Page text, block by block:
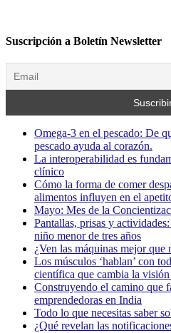
Suscripción a Boletín Newsletter
Omega-3 en el pescado: De
pescado ayuda al corazón.
La interoperabilidad es
clínico
Cómo la forma de comer
alimentos influyen en el
Mayo: Mes de la
Pantallas, prisas y
niño menor de tres años
¿Ven las máquinas mejor que
Los músculos ‘hablan’ con
científica que cambia la
Construyendo el camino que
emprendedoras en India
Todo lo que necesitas saber
¿Qué revelan las